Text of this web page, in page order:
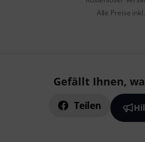
Alle Preise
Gefällt Ihnen,
Teilen